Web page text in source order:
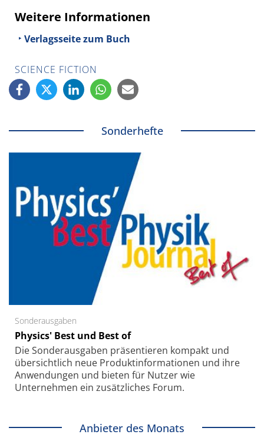
Weitere Informationen
Verlagsseite zum Buch
SCIENCE FICTION
Sonderhefte
Sonderausgaben
Physics' Best und Best of
Die Sonder­ausgaben präsentieren kompakt und
übersichtlich neue Produkt­informationen und ihre
Anwendungen und bieten für Nutzer wie
Unternehmen ein zusätzliches Forum.
Anbieter des Monats